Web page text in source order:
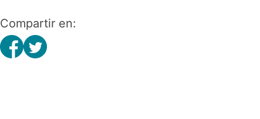
Compartir en: